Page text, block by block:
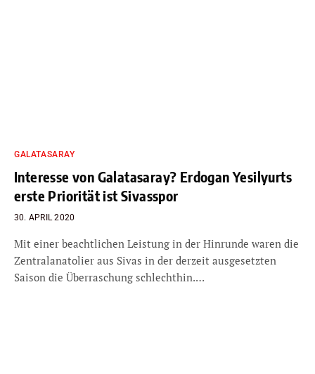
GALATASARAY
Interesse von Galatasaray? Erdogan Yesilyurts
erste Priorität ist Sivasspor
30. APRIL 2020
Mit einer beachtlichen Leistung in der Hinrunde waren die
Zentralanatolier aus Sivas in der derzeit ausgesetzten
Saison die Überraschung schlechthin.…